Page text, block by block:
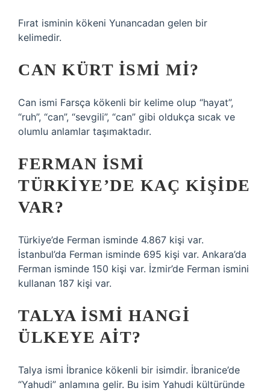
Fırat isminin kökeni Yunancadan gelen bir
kelimedir.
CAN KÜRT ISMI MI?
Can ismi Farsça kökenli bir kelime olup “hayat”,
“ruh”, “can”, “sevgili”, “can” gibi oldukça sıcak ve
olumlu anlamlar taşımaktadır.
FERMAN ISMI
TÜRKIYE’DE KAÇ KIŞIDE
VAR?
Türkiye’de Ferman isminde 4.867 kişi var.
İstanbul’da Ferman isminde 695 kişi var. Ankara’da
Ferman isminde 150 kişi var. İzmir’de Ferman ismini
kullanan 187 kişi var.
TALYA ISMI HANGI
ÜLKEYE AIT?
Talya ismi İbranice kökenli bir isimdir. İbranice’de
“Yahudi” anlamına gelir. Bu isim Yahudi kültüründe